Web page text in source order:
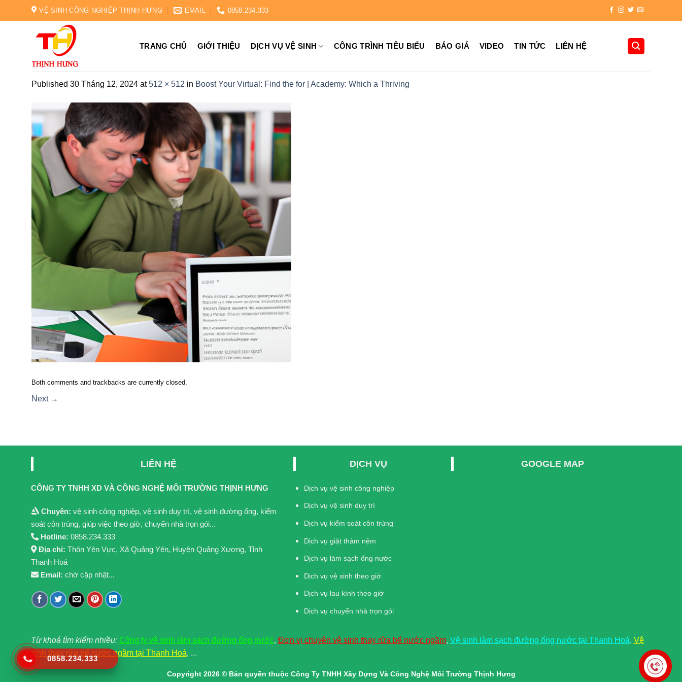
VỆ SINH CÔNG NGHIỆP THỊNH HƯNG EMAIL 0858.234.333
TRANG CHỦ GIỚI THIỆU DỊCH VỤ VỆ SINH CÔNG TRÌNH TIÊU BIỂU BÁO GIÁ VIDEO TIN TỨC LIÊN HỆ
Published 30 Tháng 12, 2024 at512 × 512 in Boost Your Virtual: Find the for | Academy: Which a Thriving
Both comments and trackbacks are currently closed.
Next →
LIÊN HỆ
CÔNG TY TNHH XD VÀ CÔNG NGHỆ MÔI TRƯỜNG THỊNH HƯNG
Chuyên: vệ sinh công nghiệp, vệ sinh duy trì, vệ sinh đường ống, kiểm
soát côn trùng, giúp việc theo giờ, chuyển nhà trọn gói...
Hotline: 0858.234.333
Địa chỉ: Thôn Yên Vực, Xã Quảng Yên, Huyện Quảng Xương, Tỉnh
Thanh Hoá
Email: chờ cập nhật...
DỊCH VỤ
Dịch vụ vệ sinh công nghiệp
Dịch vụ vệ sinh duy trì
Dịch vụ kiểm soát côn trùng
Dịch vụ giặt thảm nệm
Dịch vụ làm sạch ống nước
Dịch vụ vệ sinh theo giờ
Dịch vụ lau kính theo giờ
Dịch vụ chuyển nhà trọn gói
GOOGLE MAP
Từ khoá tìm kiểm nhiều: Công ty vệ sinh làm sạch đường ống nước, Đơn vị chuyên vệ sinh thay rửa bể nước ngầm, Vệ sinh làm sạch đường ống nước tại Thanh Hoá, Vệ
sinh thay rửa bể nước ngầm tại Thanh Hoá, ...
Copyright 2026 © Bản quyền thuộc Công Ty TNHH Xây Dựng Và Công Nghệ Môi Trường Thịnh Hưng
0858.234.333